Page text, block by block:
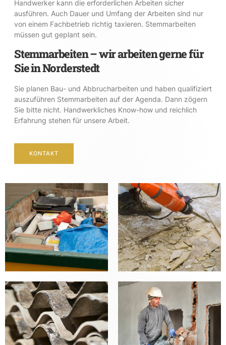
Handwerker kann die erforderlichen Arbeiten sicher
ausführen. Auch Dauer und Umfang der Arbeiten sind nur
von einem Fachbetrieb richtig taxieren. Stemmarbeiten
müssen gut geplant sein.
Stemmarbeiten – wir arbeiten gerne für
Sie in Norderstedt
Sie planen Bau- und Abbrucharbeiten und haben qualifiziert
auszuführen Stemmarbeiten auf der Agenda. Dann zögern
Sie bitte nicht. Handwerkliches Know-how und reichlich
Erfahrung stehen für unsere Arbeit.
KONTAKT